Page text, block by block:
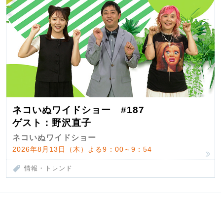
ネコいぬワイドショー #187
ゲスト：野沢直子
ネコいぬワイドショー
2026年8月13日（木）よる9：00～9：54
情報・トレンド